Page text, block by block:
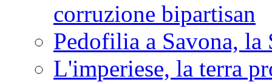
corruzione bipartisan
Pedofilia a Savona, la
L'imperiese, la terra